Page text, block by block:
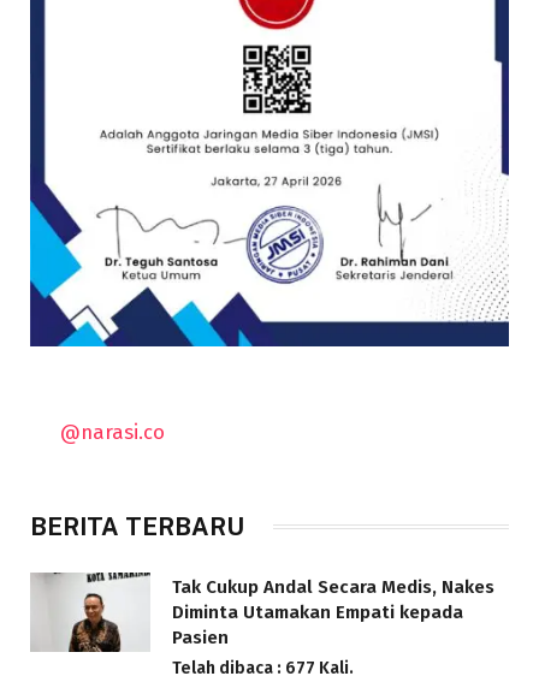
@narasi.co
BERITA TERBARU
Tak Cukup Andal Secara Medis, Nakes
Diminta Utamakan Empati kepada
Pasien
Telah dibaca : 677 Kali.